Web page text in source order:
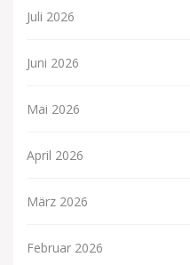
Juli 2026
Juni 2026
Mai 2026
April 2026
März 2026
Februar 2026